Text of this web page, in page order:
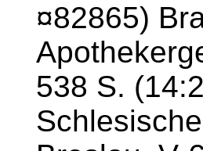
¤82865)
538 S.